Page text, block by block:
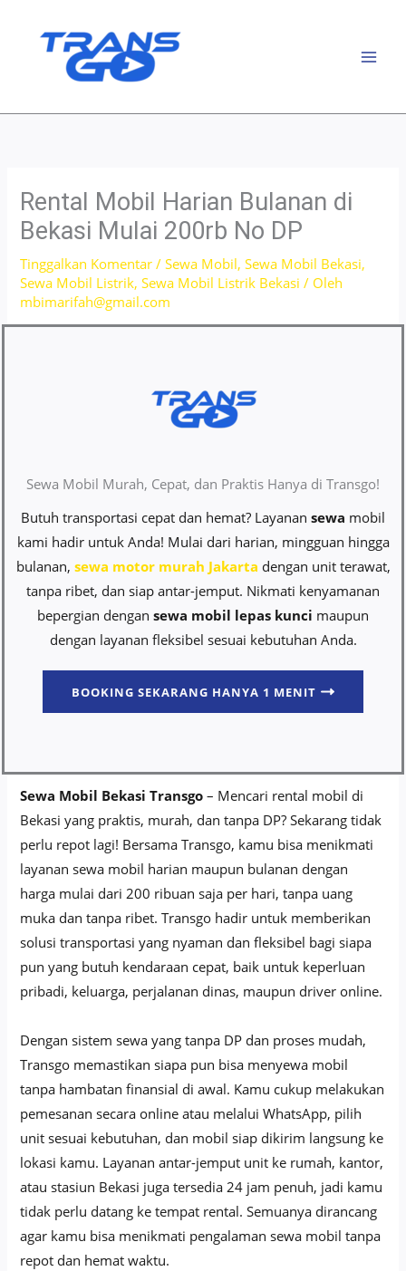
Rental Mobil Harian Bulanan di
Bekasi Mulai 200rb No DP
Tinggalkan Komentar /Sewa Mobil,Sewa Mobil Bekasi,
Sewa Mobil Listrik,Sewa Mobil Listrik Bekasi / Oleh
mbimarifah@gmail.com
Sewa Mobil Murah, Cepat, dan Praktis Hanya di Transgo!
Butuh transportasi cepat dan hemat? Layanan sewa mobil
kami hadir untuk Anda! Mulai dari harian, mingguan hingga
bulanan, sewa motor murah Jakarta dengan unit terawat,
tanpa ribet, dan siap antar-jemput. Nikmati kenyamanan
bepergian dengan sewa mobil lepas kunci maupun
dengan layanan fleksibel sesuai kebutuhan Anda.
BOOKING SEKARANG HANYA 1 MENIT
Sewa Mobil Bekasi Transgo– Mencari rental mobil di
Bekasi yang praktis, murah, dan tanpa DP? Sekarang tidak
perlu repot lagi! Bersama Transgo, kamu bisa menikmati
layanan sewa mobil harian maupun bulanan dengan
harga mulai dari 200 ribuan saja per hari, tanpa uang
muka dan tanpa ribet. Transgo hadir untuk memberikan
solusi transportasi yang nyaman dan fleksibel bagi siapa
pun yang butuh kendaraan cepat, baik untuk keperluan
pribadi, keluarga, perjalanan dinas, maupun driver online.
Dengan sistem sewa yang tanpa DP dan proses mudah,
Transgo memastikan siapa pun bisa menyewa mobil
tanpa hambatan finansial di awal. Kamu cukup melakukan
pemesanan secara online atau melalui WhatsApp, pilih
unit sesuai kebutuhan, dan mobil siap dikirim langsung ke
lokasi kamu. Layanan antar-jemput unit ke rumah, kantor,
atau stasiun Bekasi juga tersedia 24 jam penuh, jadi kamu
tidak perlu datang ke tempat rental. Semuanya dirancang
agar kamu bisa menikmati pengalaman sewa mobil tanpa
repot dan hemat waktu.